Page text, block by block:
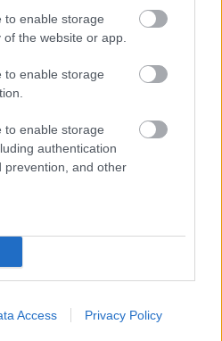
to enable storage
the website or app.
to enable storage
to enable storage
authentication
prevention, and other
Access Privacy Policy
szintű harmóniákkal.
nálam 8 pont.
Munro Shiraz 2007
nagyon hosszú.
szerkezet, amely még
kilengéseket
fel, persze így is pazar.
a nagyság megvan,
Kompenzatórikus7
kerülhet feljebb, de
nem több)